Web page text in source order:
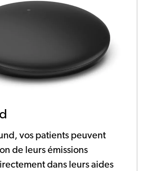
vos patients peuvent
de leurs émissions
dans leurs aides